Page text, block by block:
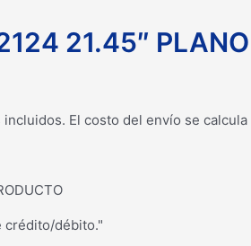
21.45″
El costo del envío se calcula
crédito/débito."